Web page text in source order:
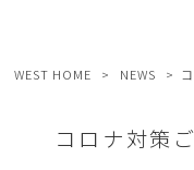
WEST HOME > NEWS >
コロナ対策